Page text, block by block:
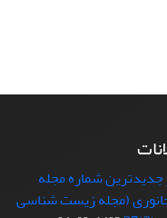
جدیدترین شماره مجله
(مجله زیست شناسی